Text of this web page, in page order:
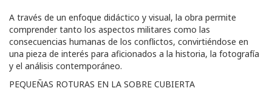
A través de un enfoque didáctico y visual, la obra permite
comprender tanto los aspectos militares como las
consecuencias humanas de los conflictos, convirtiéndose en
una pieza de interés para aficionados a la historia, la fotografía
y el análisis contemporáneo.
PEQUEÑAS ROTURAS EN LA SOBRE CUBIERTA